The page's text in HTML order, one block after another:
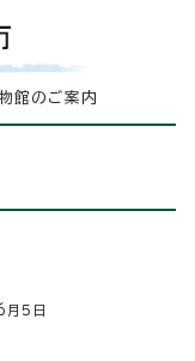
館のご案内
6月5日